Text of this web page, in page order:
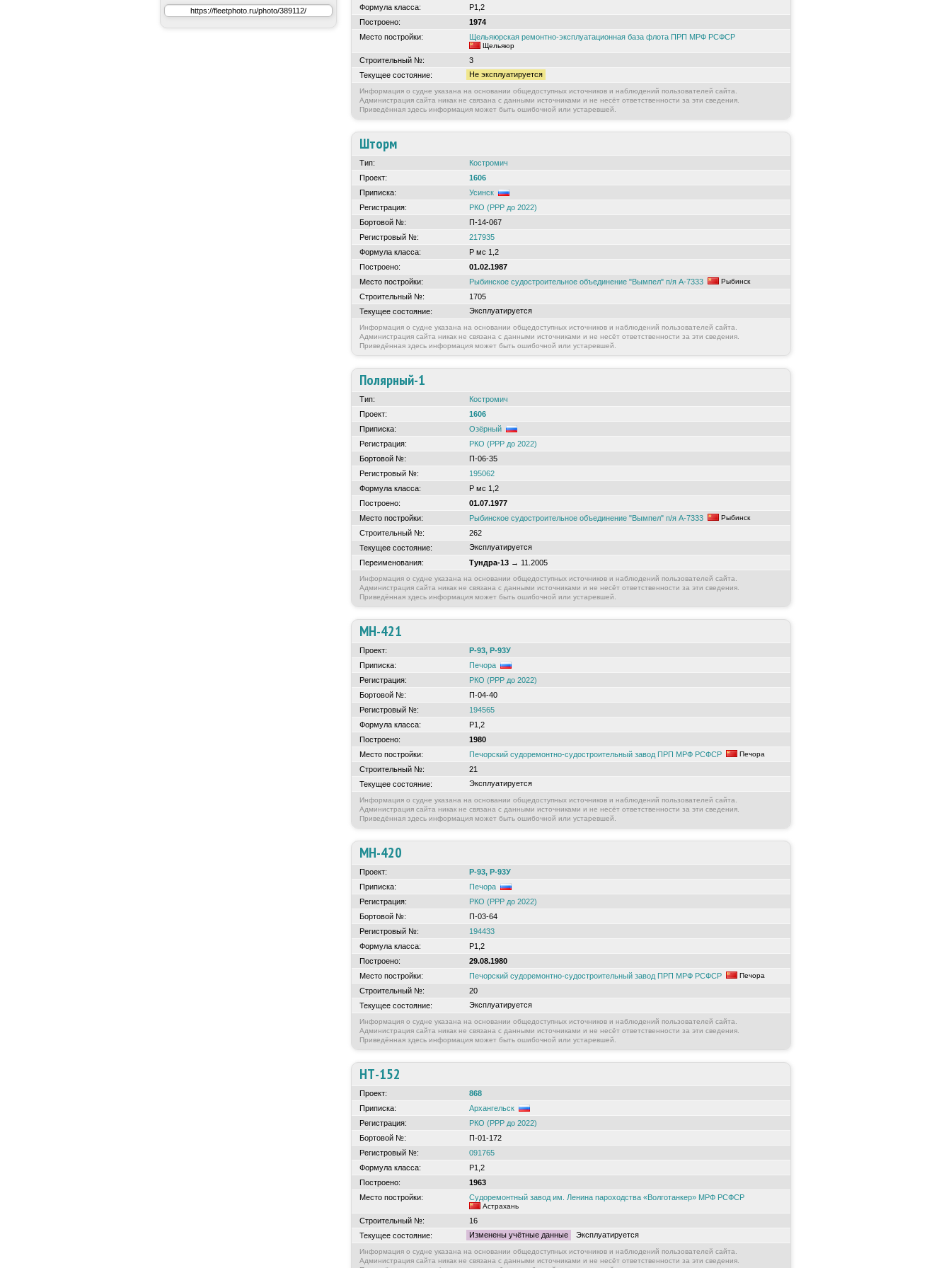
Формула класса:
Р1,2
Построено:
1974
Место постройки:
Щельяюрская ремонтно-эксплуатационная база флота ПРП МРФ РСФСР
Щельяюр
Строительный №:
3
Текущее состояние:
Не эксплуатируется
Информация о судне указана на основании общедоступных источников и наблюдений пользователей сайта.
Администрация сайта никак не связана с данными источниками и не несёт ответственности за эти сведения.
Приведённая здесь информация может быть ошибочной или устаревшей.
Шторм
Тип:
Костромич
Проект:
1606
Приписка:
Усинск
Регистрация:
РКО (РРР до 2022)
Бортовой №:
П-14-067
Регистровый №:
217935
Формула класса:
Р мс 1,2
Построено:
01.02.1987
Место постройки:
Рыбинское судостроительное объединение "Вымпел" п/я А-7333 Рыбинск
Строительный №:
1705
Текущее состояние:
Эксплуатируется
Информация о судне указана на основании общедоступных источников и наблюдений пользователей сайта.
Администрация сайта никак не связана с данными источниками и не несёт ответственности за эти сведения.
Приведённая здесь информация может быть ошибочной или устаревшей.
Полярный-1
Тип:
Костромич
Проект:
1606
Приписка:
Озёрный
Регистрация:
РКО (РРР до 2022)
Бортовой №:
П-06-35
Регистровый №:
195062
Формула класса:
Р мс 1,2
Построено:
01.07.1977
Место постройки:
Рыбинское судостроительное объединение "Вымпел" п/я А-7333 Рыбинск
Строительный №:
262
Текущее состояние:
Эксплуатируется
Переименования:
Тундра-13 → 11.2005
Информация о судне указана на основании общедоступных источников и наблюдений пользователей сайта.
Администрация сайта никак не связана с данными источниками и не несёт ответственности за эти сведения.
Приведённая здесь информация может быть ошибочной или устаревшей.
МН-421
Проект:
Р-93, Р-93У
Приписка:
Печора
Регистрация:
РКО (РРР до 2022)
Бортовой №:
П-04-40
Регистровый №:
194565
Формула класса:
Р1,2
Построено:
1980
Место постройки:
Печорский судоремонтно-судостроительный завод ПРП МРФ РСФСР Печора
Строительный №:
21
Текущее состояние:
Эксплуатируется
Информация о судне указана на основании общедоступных источников и наблюдений пользователей сайта.
Администрация сайта никак не связана с данными источниками и не несёт ответственности за эти сведения.
Приведённая здесь информация может быть ошибочной или устаревшей.
МН-420
Проект:
Р-93, Р-93У
Приписка:
Печора
Регистрация:
РКО (РРР до 2022)
Бортовой №:
П-03-64
Регистровый №:
194433
Формула класса:
Р1,2
Построено:
29.08.1980
Место постройки:
Печорский судоремонтно-судостроительный завод ПРП МРФ РСФСР Печора
Строительный №:
20
Текущее состояние:
Эксплуатируется
Информация о судне указана на основании общедоступных источников и наблюдений пользователей сайта.
Администрация сайта никак не связана с данными источниками и не несёт ответственности за эти сведения.
Приведённая здесь информация может быть ошибочной или устаревшей.
НТ-152
Проект:
868
Приписка:
Архангельск
Регистрация:
РКО (РРР до 2022)
Бортовой №:
П-01-172
Регистровый №:
091765
Формула класса:
Р1,2
Построено:
1963
Место постройки:
Судоремонтный завод им. Ленина пароходства «Волготанкер» МРФ РСФСР
Астрахань
Строительный №:
16
Текущее состояние:
Изменены учётные данные Эксплуатируется
Информация о судне указана на основании общедоступных источников и наблюдений пользователей сайта.
Администрация сайта никак не связана с данными источниками и не несёт ответственности за эти сведения.